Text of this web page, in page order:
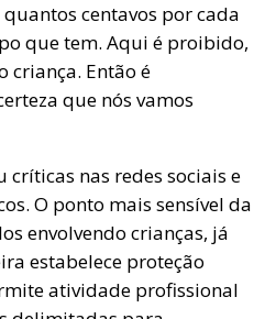
centavos por cada
que tem. Aqui é proibido,
criança. Então é
que nós vamos
críticas nas redes sociais e
O ponto mais sensível da
envolvendo crianças, já
estabelece proteção
atividade profissional